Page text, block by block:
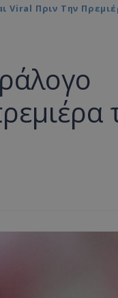
Πριν Την